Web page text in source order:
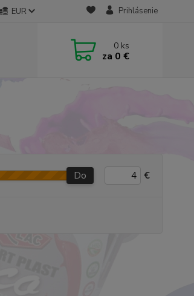
EUR Prihlásenie
0 ks
za 0 €
Do €